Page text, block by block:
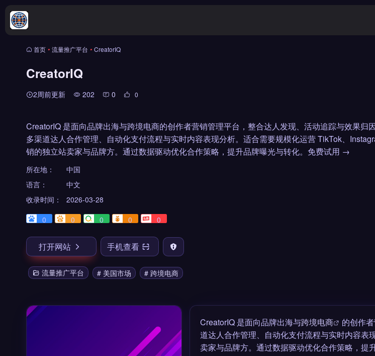
首页 • 流量推广平台 • CreatorIQ
CreatorIQ
2周前更新 202 0 0
CreatorIQ 是面向品牌出海与跨境电商的创作者营销管理平台，整合达人发现、活动追踪与效果归
多渠道达人合作管理、自动化支付流程与实时内容表现分析。适合需要规模化运营 TikTok、
销的独立站卖家与品牌方。通过数据驱动优化合作策略，提升品牌曝光与转化。免费试用 →
所在地：
中国
语言：
中文
收录时间：
2026-03-28
0
0 0 0 0
打开网站 手机查看
流量推广平台 # 美国市场 # 跨境电商
CreatorIQ 是面向品牌出海与跨境电商
的创作
道达人合作管理、自动化支付流程与实时内容表
卖家与品牌方。通过数据驱动优化合作策略，